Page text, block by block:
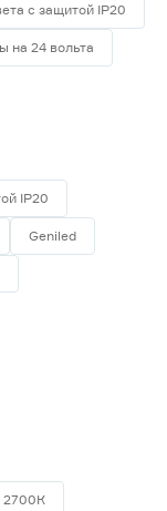
с защитой IP20
на 24 вольта
IP20
Geniled
2700К